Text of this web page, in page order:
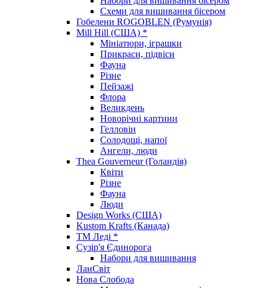
Схеми для вишивання бісером
Гобелени ROGOBLEN (Румунія)
Mill Hill (США) *
Мініатюри, іграшки
Прикраси, підвіси
Фауна
Різне
Пейзажі
Флора
Великдень
Новорічні картини
Гелловін
Солодощі, напої
Ангели, люди
Thea Gouverneur (Голандія)
Квіти
Різне
Фауна
Люди
Design Works (США)
Kustom Krafts (Канада)
ТМ Леді *
Сузір'я Єдинорога
Набори для вишивання
ЛанСвіт
Нова Слобода